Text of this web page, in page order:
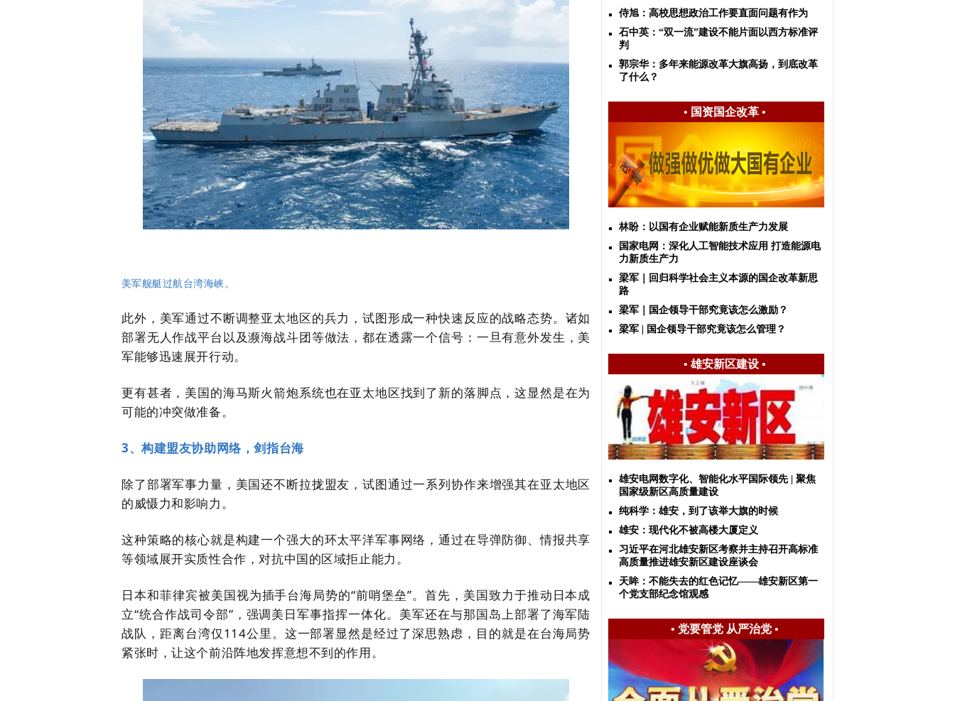
美军舰艇过航台湾海峡。
此外，美军通过不断调整亚太地区的兵力，试图形成一种快速反应的战略态势。诸如
部署无人作战平台以及濒海战斗团等做法，都在透露一个信号：一旦有意外发生，美
军能够迅速展开行动。
更有甚者，美国的海马斯火箭炮系统也在亚太地区找到了新的落脚点，这显然是在为
可能的冲突做准备。
3、构建盟友协助网络，剑指台海
除了部署军事力量，美国还不断拉拢盟友，试图通过一系列协作来增强其在亚太地区
的威慑力和影响力。
这种策略的核心就是构建一个强大的环太平洋军事网络 ，通过在导弹防御、情报共享
等领域展开实质性合作，对抗中国的区域拒止能力。
日本和菲律宾被美国视为插手台海局势的“前哨堡垒”。首先，美国致力于推动日本成
立“统合作战司令部” ，强调美日军事指挥一体化。美军还在与那国岛上部署了海军陆
战队，距离台湾仅114公里。这一部署显然是经过了深思熟虑，目的就是在台海局势
紧张时，让这个前沿阵地发挥意想不到的作用。
侍旭：高校思想政治工作要直面问题有作为
石中英：“双一流”建设不能片面以西方标准评
判
郭宗华：多年来能源改革大旗高扬，到底改革
了什么？
• 国资国企改革•
林盼：以国有企业赋能新质生产力发展
国家电网：深化人工智能技术应用 打造能源电
力新质生产力
梁军｜回归科学社会主义本源的国企改革新思
路
梁军｜国企领导干部究竟该怎么激励？
梁军 | 国企领导干部究竟该怎么管理？
• 雄安新区建设•
雄安电网数字化、智能化水平国际领先 | 聚焦
国家级新区高质量建设
纯科学：雄安，到了该举大旗的时候
雄安：现代化不被高楼大厦定义
习近平在河北雄安新区考察并主持召开高标准
高质量推进雄安新区建设座谈会
天眸：不能失去的红色记忆——雄安新区第一
个党支部纪念馆观感
• 党要管党 从严治党•